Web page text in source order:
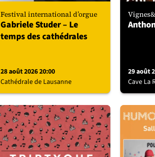
Festival international d’orgue
Gabriele Studer – Le
temps des cathédrales
28 août 2026 20:00
Cathédrale de Lausanne
29 août
Cave La